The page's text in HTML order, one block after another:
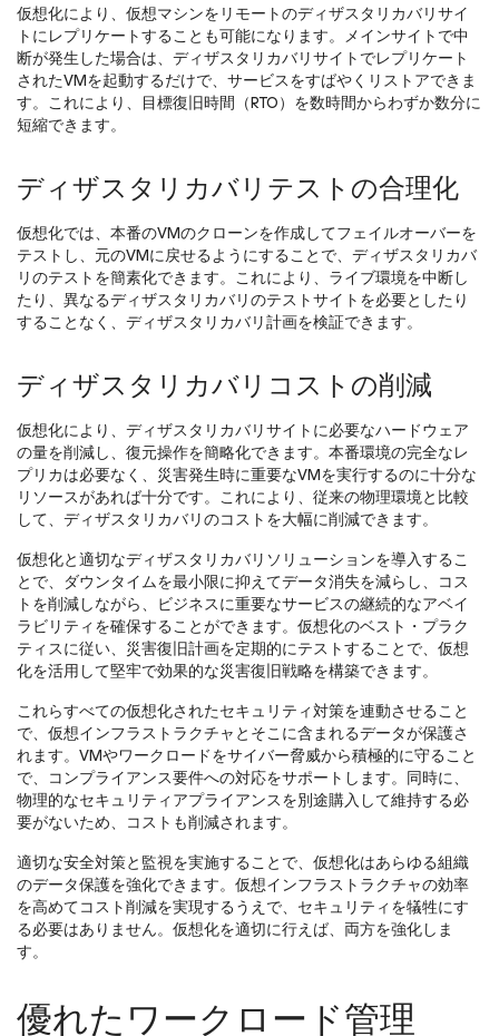
仮想化により、仮想マシンをリモートのディザスタリカバリサイ
トにレプリケートすることも可能になります。メインサイトで中
断が発生した場合は、ディザスタリカバリサイトでレプリケート
されたVMを起動するだけで、サービスをすばやくリストアできま
す。これにより、目標復旧時間（RTO）を数時間からわずか数分に
短縮できます。
ディザスタリカバリテストの合理化
仮想化では、本番のVMのクローンを作成してフェイルオーバーを
テストし、元のVMに戻せるようにすることで、ディザスタリカバ
リのテストを簡素化できます。これにより、ライブ環境を中断し
たり、異なるディザスタリカバリのテストサイトを必要としたり
することなく、ディザスタリカバリ計画を検証できます。
ディザスタリカバリコストの削減
仮想化により、ディザスタリカバリサイトに必要なハードウェア
の量を削減し、復元操作を簡略化できます。本番環境の完全なレ
プリカは必要なく、災害発生時に重要なVMを実行するのに十分な
リソースがあれば十分です。これにより、従来の物理環境と比較
して、ディザスタリカバリのコストを大幅に削減できます。
仮想化と適切なディザスタリカバリソリューションを導入するこ
とで、ダウンタイムを最小限に抑えてデータ消失を減らし、コス
トを削減しながら、ビジネスに重要なサービスの継続的なアベイ
ラビリティを確保することができます。仮想化のベスト・プラク
ティスに従い、災害復旧計画を定期的にテストすることで、仮想
化を活用して堅牢で効果的な災害復旧戦略を構築できます。
これらすべての仮想化されたセキュリティ対策を連動させること
で、仮想インフラストラクチャとそこに含まれるデータが保護さ
れます。VMやワークロードをサイバー脅威から積極的に守ること
で、コンプライアンス要件への対応をサポートします。同時に、
物理的なセキュリティアプライアンスを別途購入して維持する必
要がないため、コストも削減されます。
適切な安全対策と監視を実施することで、仮想化はあらゆる組織
のデータ保護を強化できます。仮想インフラストラクチャの効率
を高めてコスト削減を実現するうえで、セキュリティを犠牲にす
る必要はありません。仮想化を適切に行えば、両方を強化しま
す。
優れたワークロード管理